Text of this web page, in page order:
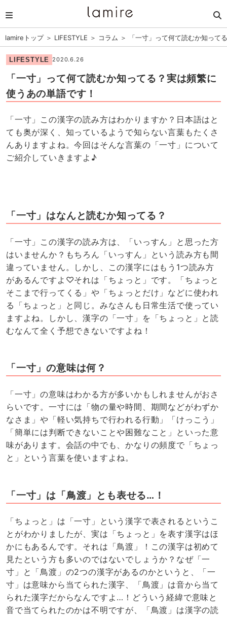
lamireトップ＞ LIFESTYLE ＞ コラム ＞ 「一寸」って何て読むか知って
LIFESTYLE 2020.6.26
「一寸」って何て読むか知ってる？実は頻繁に
使うあの単語です！
「一寸」この漢字の読み方はわかりますか？日本語はと
ても奥が深く、知っているようで知らない言葉もたくさ
んありますよね。今回はそんな言葉の「一寸」について
ご紹介していきますよ♪
「一寸」はなんと読むか知ってる？
「一寸」この漢字の読み方は、「いっすん」と思った方
はいませんか？もちろん「いっすん」という読み方も間
違っていません。しかし、この漢字にはもう1つ読み方
があるんですよ♡それは「ちょっと」です。「ちょっと
そこまで行ってくる」や「ちょっとだけ」などに使われ
る「ちょっと」と同じ。みなさんも日常生活で使ってい
ますよね。しかし、漢字の「一寸」を「ちょっと」と読
むなんて全く予想できないですよね！
「一寸」の意味は何？
「一寸」の意味はわかる方が多いかもしれませんがおさ
らいです。一寸には「物の量や時間、期間などがわずか
なさま」や「軽い気持ちで行われる行動」「けっこう」
「簡単には判断できないことや困難なこと」といった意
味があります。会話の中でも、かなりの頻度で「ちょっ
と」という言葉を使いますよね。
「一寸」は「鳥渡」とも表せる…！
「ちょっと」は「一寸」という漢字で表されるというこ
とがわかりましたが、実は「ちょっと」を表す漢字はほ
かにもあるんです。それは「鳥渡」！この漢字は初めて
見たという方も多いのではないでしょうか？なぜ「一
寸」と「鳥渡」の2つの漢字があるのかというと、「一
寸」は意味から当てられた漢字、「鳥渡」は音から当て
られた漢字だからなんですよ…！どういう経緯で意味と
音で当てられたのかは不明ですが、「鳥渡」は漢字の読